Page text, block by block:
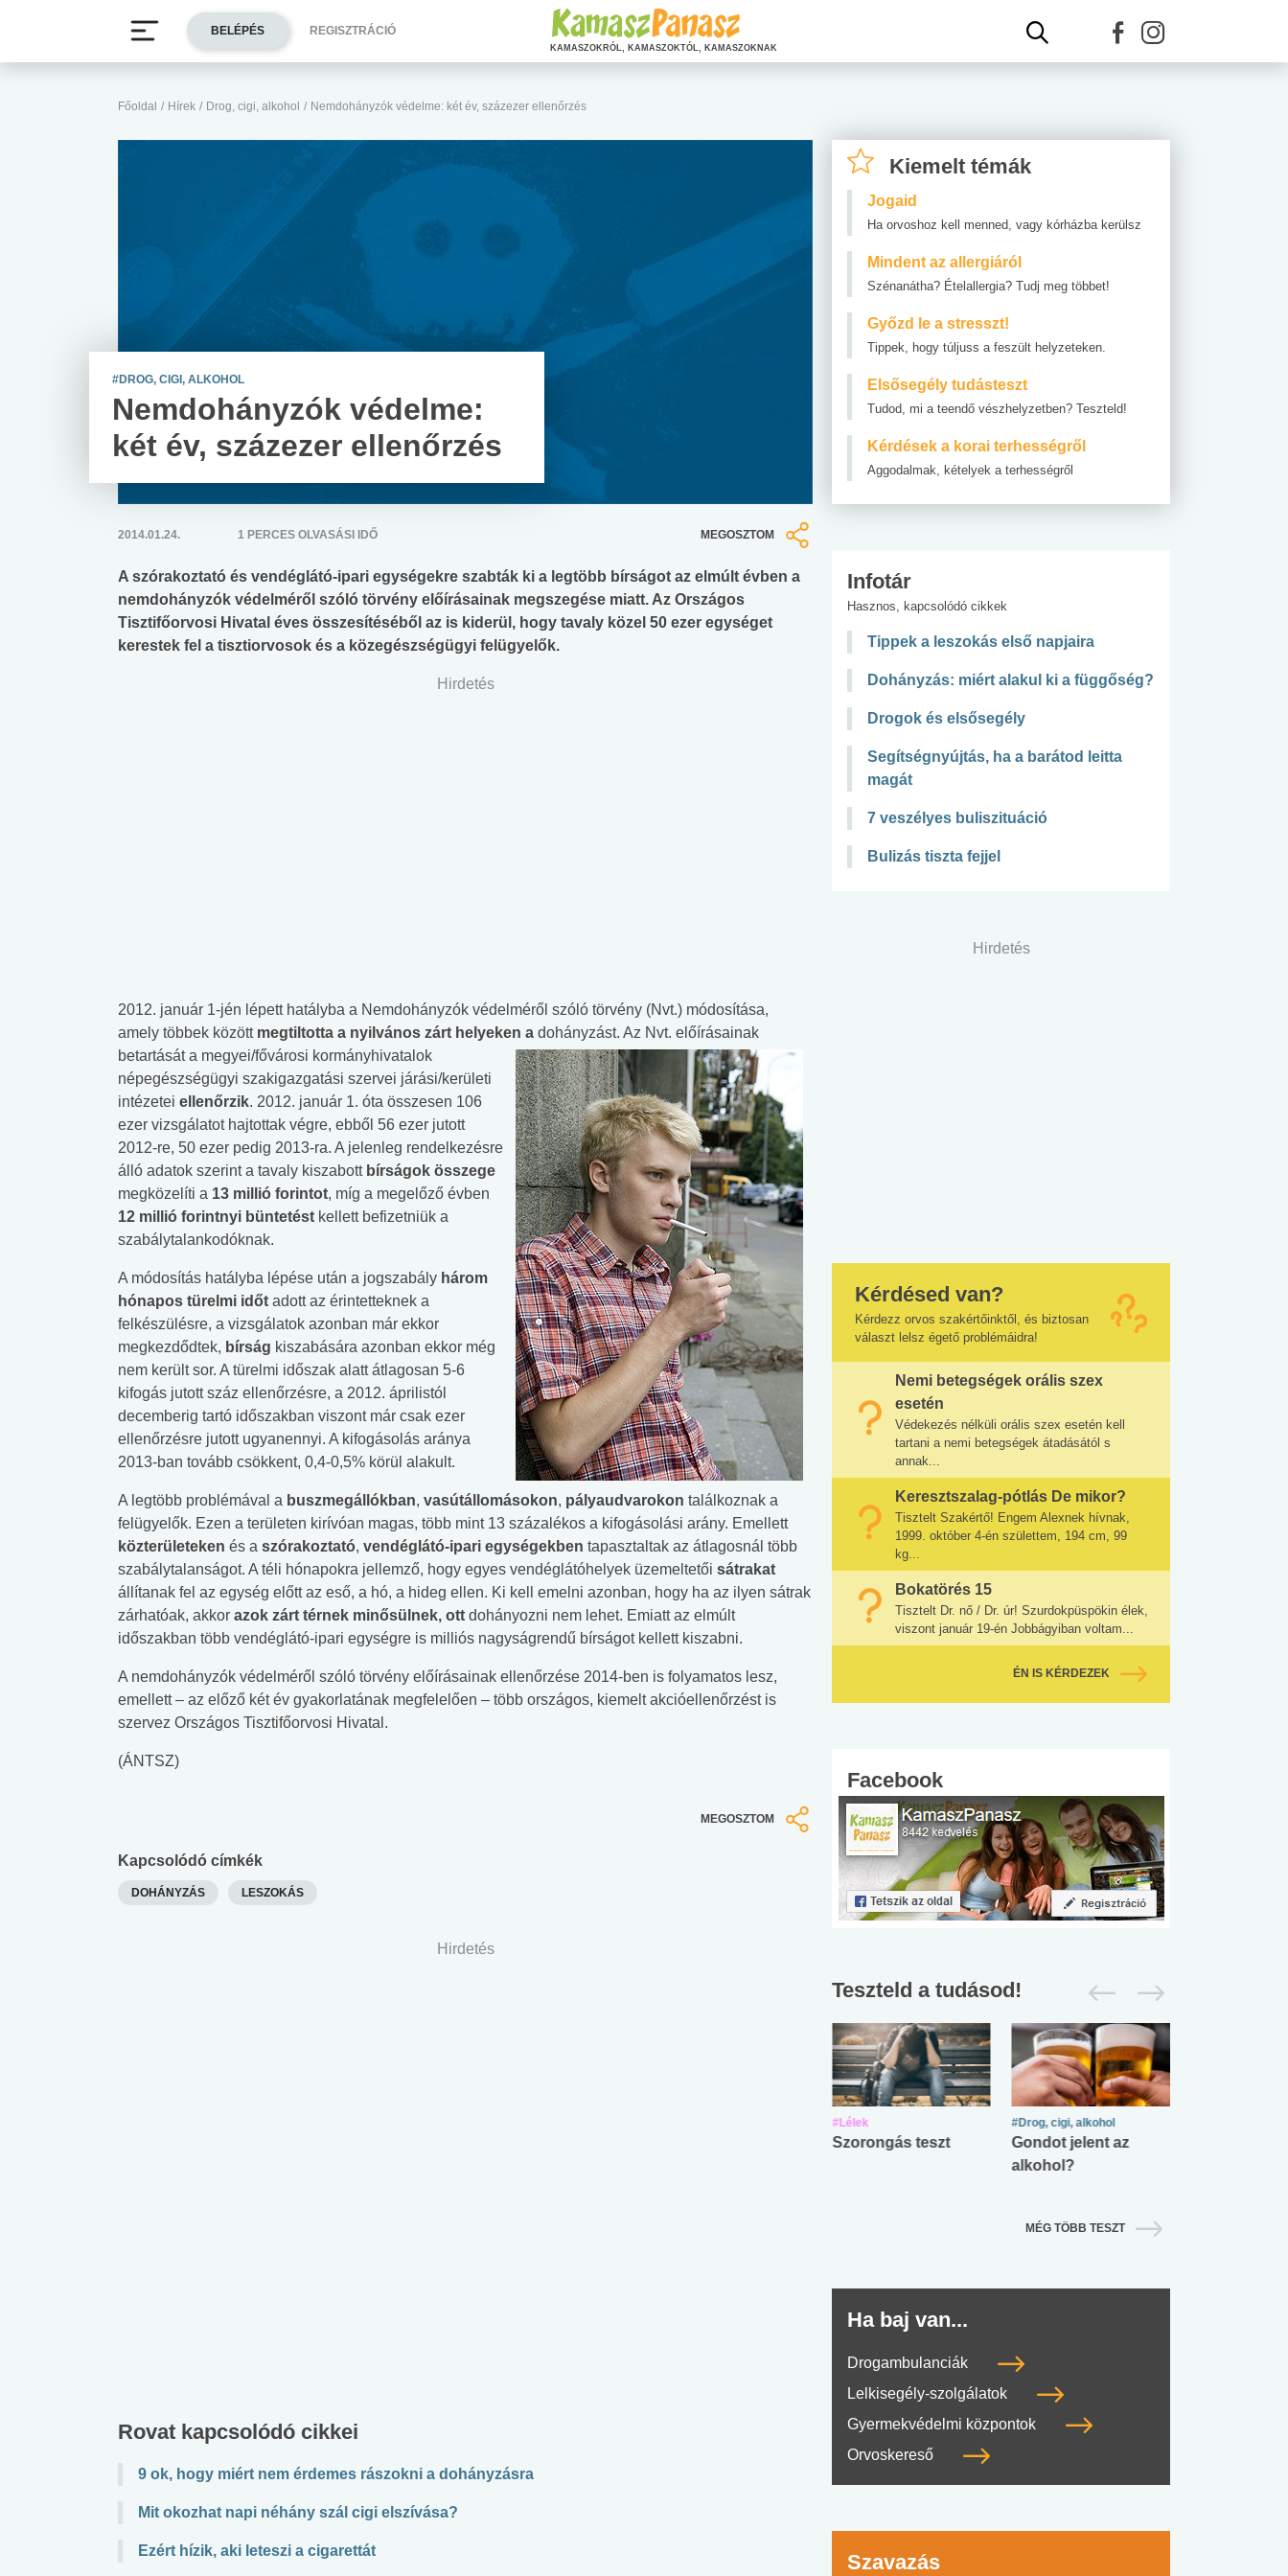
Főoldal / Hírek / Drog, cigi, alkohol / Nemdohányzók védelme: két év, százezer ellenőrzés
#DROG, CIGI, ALKOHOL
Nemdohányzók védelme:
két év, százezer ellenőrzés
2014.01.24. 1 PERCES OLVASÁSI IDŐ MEGOSZTOM
A szórakoztató és vendéglátó-ipari egységekre szabták ki a legtöbb bírságot az elmúlt évben a
nemdohányzók védelméről szóló törvény előírásainak megszegése miatt. Az Országos
Tisztifőorvosi Hivatal éves összesítéséből az is kiderül, hogy tavaly közel 50 ezer egységet
kerestek fel a tisztiorvosok és a közegészségügyi felügyelők.
Hirdetés
2012. január 1-jén lépett hatályba a Nemdohányzók védelméről szóló törvény (Nvt.) módosítása,
amely többek között megtiltotta a nyilvános zárt helyeken a dohányzást. Az Nvt. előírásainak
betartását a megyei/fővárosi kormányhivatalok
népegészségügyi szakigazgatási szervei járási/kerületi
intézetei ellenőrzik. 2012. január 1. óta összesen 106
ezer vizsgálatot hajtottak végre, ebből 56 ezer jutott
2012-re, 50 ezer pedig 2013-ra. A jelenleg rendelkezésre
álló adatok szerint a tavaly kiszabott bírságok összege
megközelíti a 13 millió forintot, míg a megelőző évben
12 millió forintnyi büntetést kellett befizetniük a
szabálytalankodóknak.
A módosítás hatályba lépése után a jogszabály három
hónapos türelmi időt adott az érintetteknek a
felkészülésre, a vizsgálatok azonban már ekkor
megkezdődtek, bírság kiszabására azonban ekkor még
nem került sor. A türelmi időszak alatt átlagosan 5-6
kifogás jutott száz ellenőrzésre, a 2012. áprilistól
decemberig tartó időszakban viszont már csak ezer
ellenőrzésre jutott ugyanennyi. A kifogásolás aránya
2013-ban tovább csökkent, 0,4-0,5% körül alakult.
A legtöbb problémával a buszmegállókban, vasútállomásokon, pályaudvarokon találkoznak a
felügyelők. Ezen a területen kirívóan magas, több mint 13 százalékos a kifogásolási arány. Emellett
közterületeken és a szórakoztató, vendéglátó-ipari egységekben tapasztaltak az átlagosnál több
szabálytalanságot. A téli hónapokra jellemző, hogy egyes vendéglátóhelyek üzemeltetői sátrakat
állítanak fel az egység előtt az eső, a hó, a hideg ellen. Ki kell emelni azonban, hogy ha az ilyen sátrak
zárhatóak, akkor azok zárt térnek minősülnek, ott dohányozni nem lehet. Emiatt az elmúlt
időszakban több vendéglátó-ipari egységre is milliós nagyságrendű bírságot kellett kiszabni.
A nemdohányzók védelméről szóló törvény előírásainak ellenőrzése 2014-ben is folyamatos lesz,
emellett – az előző két év gyakorlatának megfelelően – több országos, kiemelt akcióellenőrzést is
szervez Országos Tisztifőorvosi Hivatal.
(ÁNTSZ)
MEGOSZTOM
Kapcsolódó címkék
DOHÁNYZÁS LESZOKÁS
Hirdetés
Rovat kapcsolódó cikkei
9 ok, hogy miért nem érdemes rászokni a dohányzásra
Mit okozhat napi néhány szál cigi elszívása?
Ezért hízik, aki leteszi a cigarettát
Kiemelt témák
Jogaid
Ha orvoshoz kell menned, vagy kórházba kerülsz
Mindent az allergiáról
Szénanátha? Ételallergia? Tudj meg többet!
Győzd le a stresszt!
Tippek, hogy túljuss a feszült helyzeteken.
Elsősegély tudásteszt
Tudod, mi a teendő vészhelyzetben? Teszteld!
Kérdések a korai terhességről
Aggodalmak, kételyek a terhességről
Infotár
Hasznos, kapcsolódó cikkek
Tippek a leszokás első napjaira
Dohányzás: miért alakul ki a függőség?
Drogok és elsősegély
Segítségnyújtás, ha a barátod leitta
magát
7 veszélyes buliszituáció
Bulizás tiszta fejjel
Hirdetés
Kérdésed van?
Kérdezz orvos szakértőinktől, és biztosan
választ lelsz égető problémáidra!
Nemi betegségek orális szex
esetén
Védekezés nélküli orális szex esetén kell
tartani a nemi betegségek átadásától s
annak...
Keresztszalag-pótlás De mikor?
Tisztelt Szakértő! Engem Alexnek hívnak,
1999. október 4-én születtem, 194 cm, 99
kg...
Bokatörés 15
Tisztelt Dr. nő / Dr. úr! Szurdokpüspökin élek,
viszont január 19-én Jobbágyiban voltam...
ÉN IS KÉRDEZEK
Facebook
Teszteld a tudásod!
#Lélek
Szorongás teszt
#Drog, cigi, alkohol
Gondot jelent az
alkohol?
MÉG TÖBB TESZT
Ha baj van...
Drogambulanciák
Lelkisegély-szolgálatok
Gyermekvédelmi központok
Orvoskereső
Szavazás
BELÉPÉS REGISZTRÁCIÓ
KAMASZOKRÓL, KAMASZOKTÓL, KAMASZOKNAK